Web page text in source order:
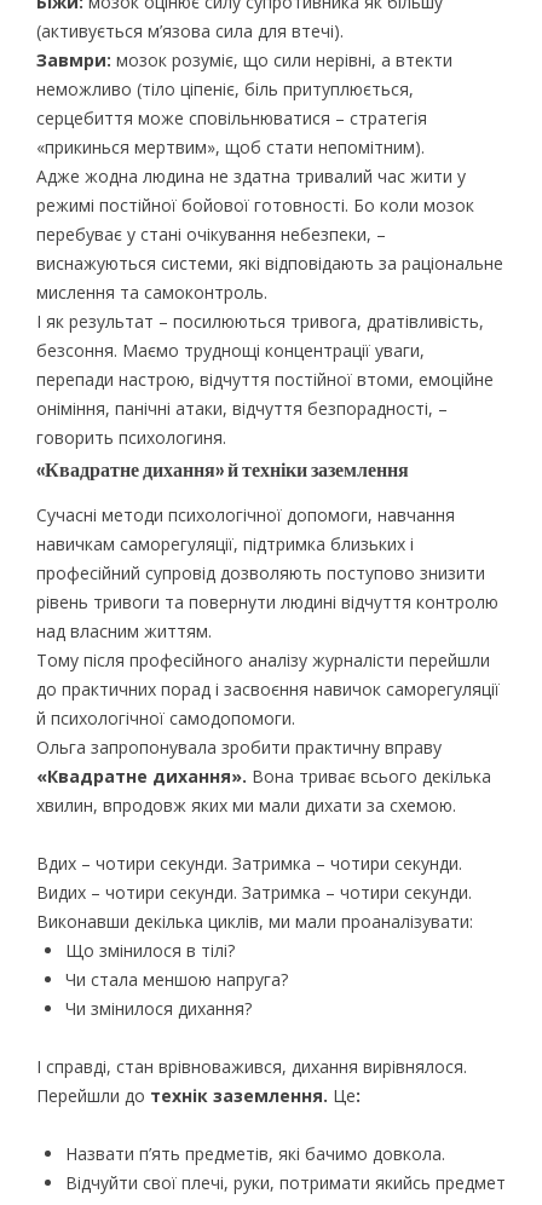
(активується м’язова сила для втечі).
Завмри: мозок розуміє, що сили нерівні, а втекти
неможливо (тіло ціпеніє, біль притуплюється,
серцебиття може сповільнюватися – стратегія
«прикинься мертвим», щоб стати непомітним).
Адже жодна людина не здатна тривалий час жити у
режимі постійної бойової готовності. Бо коли мозок
перебуває у стані очікування небезпеки, –
виснажуються системи, які відповідають за раціональне
мислення та самоконтроль.
І як результат – посилюються тривога, дратівливість,
безсоння. Маємо труднощі концентрації уваги,
перепади настрою, відчуття постійної втоми, емоційне
оніміння, панічні атаки, відчуття безпорадності, –
говорить психологиня.
«Квадратне дихання» й техніки заземлення
Сучасні методи психологічної допомоги, навчання
навичкам саморегуляції, підтримка близьких і
професійний супровід дозволяють поступово знизити
рівень тривоги та повернути людині відчуття контролю
над власним життям.
Тому після професійного аналізу журналісти перейшли
до практичних порад і засвоєння навичок саморегуляції
й психологічної самодопомоги.
Ольга запропонувала зробити практичну вправу
«Квадратне дихання». Вона триває всього декілька
хвилин, впродовж яких ми мали дихати за схемою.
Вдих – чотири секунди. Затримка – чотири секунди.
Видих – чотири секунди. Затримка – чотири секунди.
Виконавши декілька циклів, ми мали проаналізувати:
Що змінилося в тілі?
Чи стала меншою напруга?
Чи змінилося дихання?
І справді, стан врівноважився, дихання вирівнялося.
Перейшли до технік заземлення. Це:
Назвати п’ять предметів, які бачимо довкола.
Відчуйти свої плечі, руки, потримати якийсь предмет